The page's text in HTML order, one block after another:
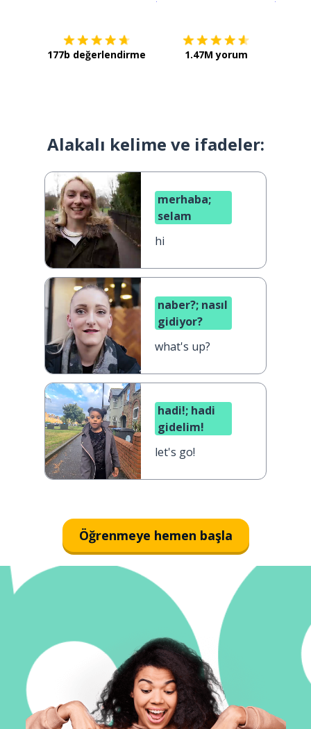
177b değerlendirme 1.47M yorum
Alakalı kelime ve ifadeler:
merhaba;
selam
hi
naber?; nasıl
gidiyor?
what's up?
hadi!; hadi
gidelim!
let's go!
Öğrenmeye hemen başla